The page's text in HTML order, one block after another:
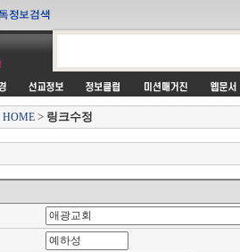
HOME> 링크수정